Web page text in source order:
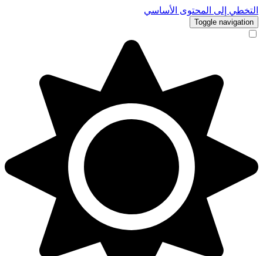
التخطي إلى المحتوى الأساسي
Toggle navigation